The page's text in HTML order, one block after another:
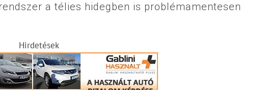
a télies hidegben is problémamentesen
Hirdetések